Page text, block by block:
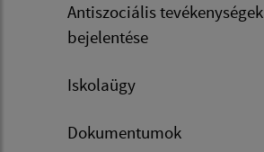
Antiszociális tevékenységek
bejelentése
Iskolaügy
Dokumentumok